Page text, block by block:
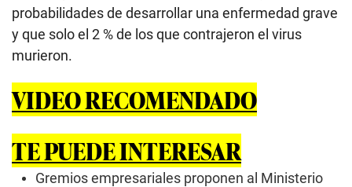
probabilidades de desarrollar una enfermedad grave
y que solo el 2 % de los que contrajeron el virus
murieron.
VIDEO RECOMENDADO
TE PUEDE INTERESAR
Gremios empresariales proponen al Ministerio